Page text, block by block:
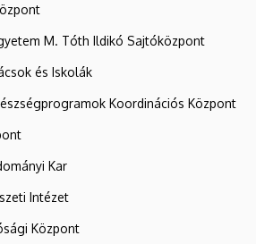
M. Tóth Ildikó Sajtóközpont
és Iskolák
Koordinációs Központ
Kar
Intézet
Központ